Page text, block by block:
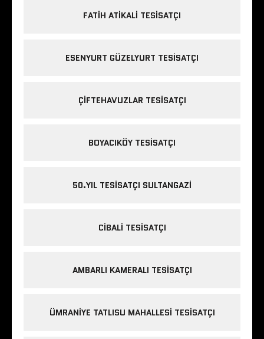
FATIH ATIKALI TESISATÇI
ESENYURT GÜZELYURT TESISATÇI
ÇIFTEHAVUZLAR TESISATÇI
BOYACIKÖY TESISATÇI
50.YIL TESISATÇI SULTANGAZI
CIBALI TESISATÇI
AMBARLI KAMERALI TESISATÇI
ÜMRANIYE TATLISU MAHALLESI TESISATÇI